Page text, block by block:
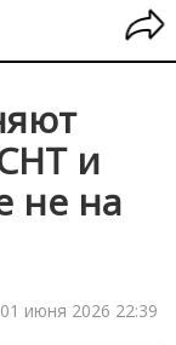
и
не на
01 июня 2026 22:39